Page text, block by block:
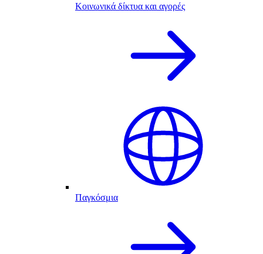
Κοινωνικά δίκτυα και αγορές
Παγκόσμια